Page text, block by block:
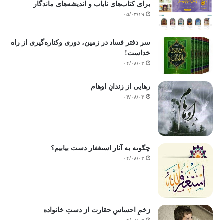
برای کتاب‌های نایاب و اندیشه‌های ماندگار
۰۵/۰۳/۱۹
سر دفتر فساد در زمین‌، دوری وکناره‌گیری از راه
خداست‌!
۰۴/۰۸/۰۳
رهایی از زندانِ اوهام
۰۴/۰۸/۰۳
چگونه به آثار استغفار دست بیابیم؟
۰۴/۰۸/۰۳
زخمِ احساسِ حقارت از دستِ خانواده